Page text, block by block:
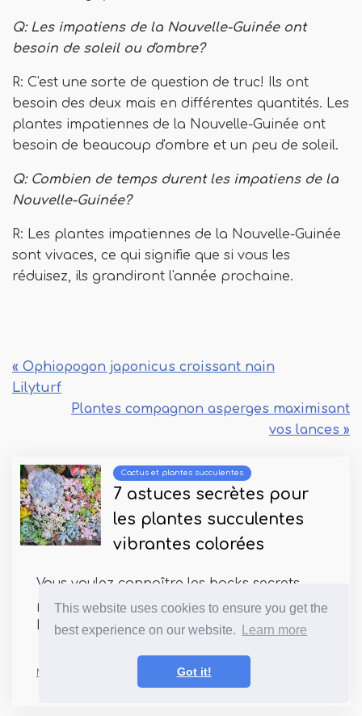
This website uses cookies to ensure you get the
best experience on our website.
Learn more
Got it!
Q: Les impatiens de la Nouvelle-Guinée ont
besoin de soleil ou d'ombre?
R: C'est une sorte de question de truc! Ils ont
besoin des deux mais en différentes quantités. Les
plantes impatiennes de la Nouvelle-Guinée ont
besoin de beaucoup d'ombre et un peu de soleil.
Q: Combien de temps durent les impatiens de la
Nouvelle-Guinée?
R: Les plantes impatiennes de la Nouvelle-Guinée
sont vivaces, ce qui signifie que si vous les
réduisez, ils grandiront l'année prochaine.
« Ophiopogon japonicus croissant nain
Lilyturf
Plantes compagnon asperges maximisant
vos lances »
Cactus et plantes succulentes
7 astuces secrètes pour
les plantes succulentes
vibrantes colorées
Vous voulez connaître les hacks secrets
pour les plantes succulentes colorées?
Lisez à l'avance pour...
Mlle Paul Charles